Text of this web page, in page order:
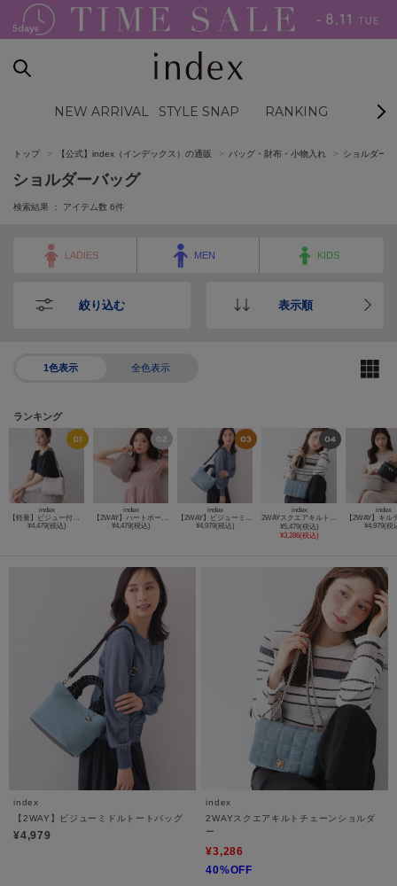
NEW ARRIVAL STYLE SNAP RANKING
トップ 【公式】index（インデックス）の通販 バッグ・財布・小物入れ ショルダー
ショルダーバッグ
検索結果 ： アイテム数 6件
LADIES MEN KIDS
絞り込む 表示順
1色表示 全色表示
ランキング
index
¥4,479(税込)
index
¥4,479(税込)
index
¥4,979(税込)
index
¥5,479(税込)
¥3,286(税込)
index
¥4,979(税
index
【2WAY】ビジューミドルトートバッグ
¥4,979
index
2WAYスクエアキルトチェーンショルダ
ー
¥3,286
40%OFF